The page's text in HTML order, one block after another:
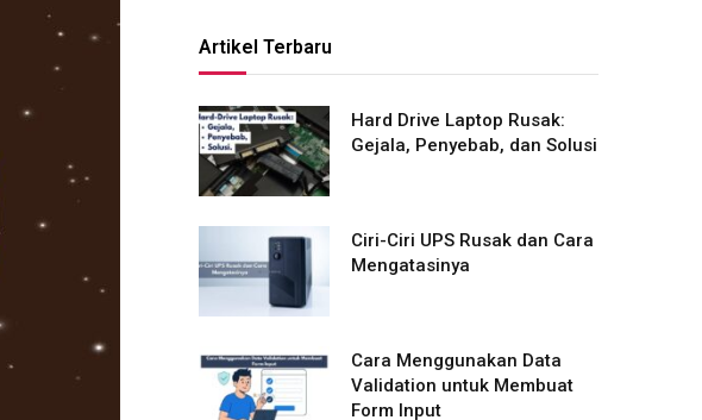
Artikel Terbaru
Hard Drive Laptop Rusak:
Gejala, Penyebab, dan Solusi
Ciri-Ciri UPS Rusak dan Cara
Mengatasinya
Cara Menggunakan Data
Validation untuk Membuat
Form Input